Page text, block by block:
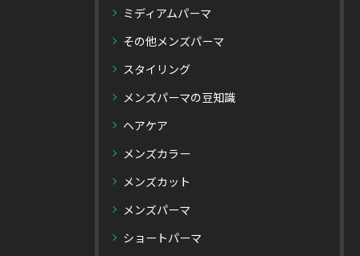
ミディアムパーマ
その他メンズパーマ
スタイリング
メンズパーマの豆知識
ヘアケア
メンズカラー
メンズカット
メンズパーマ
ショートパーマ